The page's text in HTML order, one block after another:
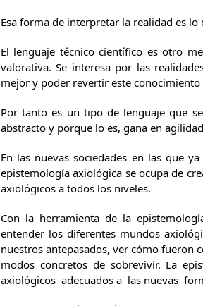
Esa forma de interpretar la realidad es
El lenguaje técnico científico es otro
valorativa. Se interesa por las
mejor y poder revertir este
Por tanto es un tipo de lenguaje que
abstracto y porque lo es, gana en
En las nuevas sociedades en las que
epistemología axiológica se ocupa de
axiológicos a todos los niveles.
Con la herramienta de la
entender los diferentes mundos
nuestros antepasados, ver cómo fueron
modos concretos de sobrevivir. La
axiológicos adecuados a las nuevas